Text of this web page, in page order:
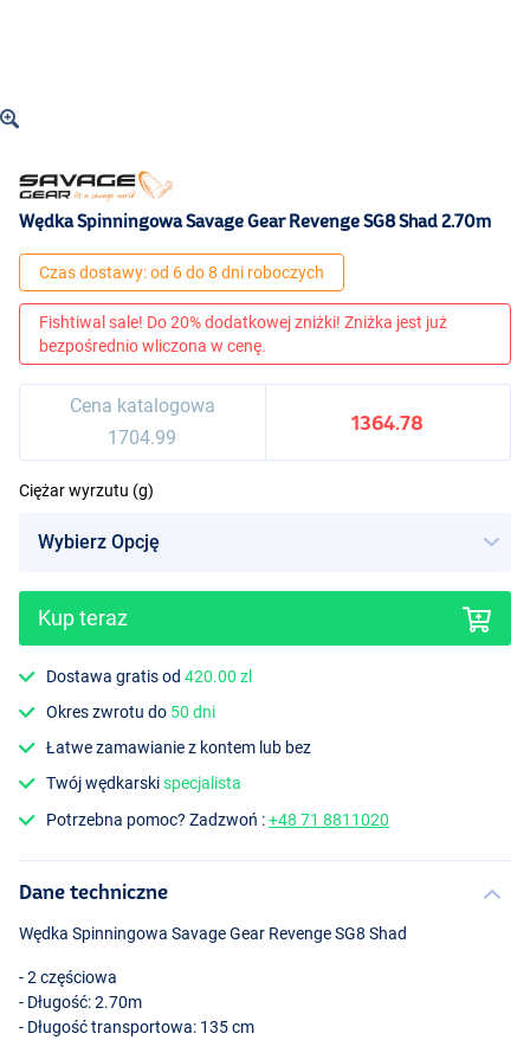
Wędka Spinningowa Savage Gear Revenge SG8 Shad 2.70m
Czas dostawy: od 6 do 8 dni roboczych
Fishtiwal sale! Do 20% dodatkowej zniżki! Zniżka jest już
bezpośrednio wliczona w cenę.
Cena katalogowa
1704.99
1364.78
Ciężar wyrzutu (g)
Kup teraz
Dostawa gratis od420.00 zl
Okres zwrotu do 50 dni
Łatwe zamawianie z kontem lub bez
Twój wędkarskispecjalista
Potrzebna pomoc? Zadzwoń :+48 71 8811020
Dane techniczne
Wędka Spinningowa Savage Gear Revenge SG8 Shad
- 2 częściowa
- Długość: 2.70m
- Długość transportowa: 135 cm